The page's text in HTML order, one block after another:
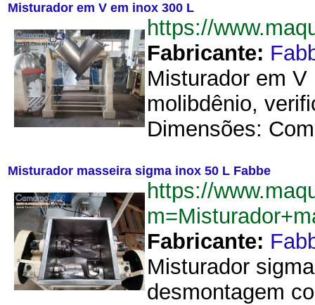
Misturador em V em inox 300 L
https://
Fabricante:
Misturador em
molibdênio,
Dimensões:
Misturador masseira sigma inox 50 L Fabbe
https://
Fabricante:
Misturador
desmontagem